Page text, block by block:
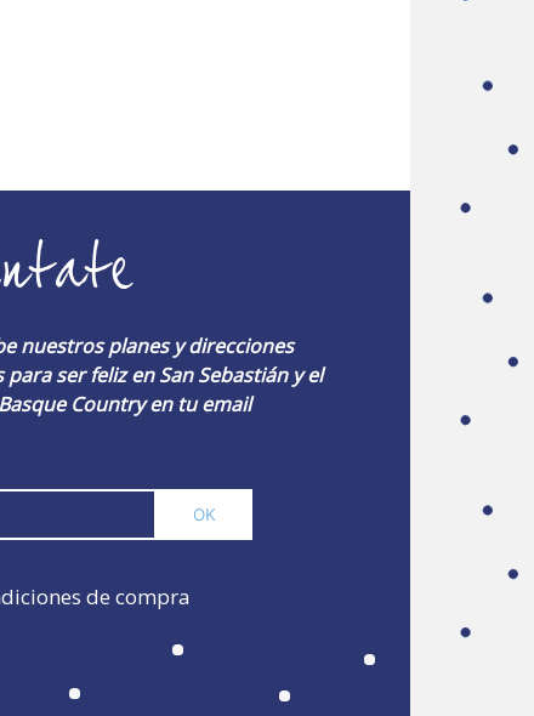
nuestros planes y direcciones
para ser feliz en San Sebastián y el
Basque Country en tu email
de compra